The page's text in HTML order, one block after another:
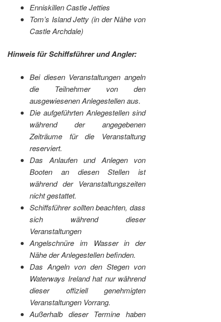
Enniskillen Castle Jetties
Tom’s Island Jetty (in der Nähe von
Castle Archdale)
Hinweis für Schiffsführer und Angler:
Bei diesen Veranstaltungen angeln
die Teilnehmer von den
ausgewiesenen Anlegestellen aus.
Die aufgeführten Anlegestellen sind
während der angegebenen
Zeiträume für die Veranstaltung
reserviert.
Das Anlaufen und Anlegen von
Booten an diesen Stellen ist
während der Veranstaltungszeiten
nicht gestattet.
Schiffsführer sollten beachten, dass
sich während dieser
Veranstaltungen
Angelschnüre im Wasser in der
Nähe der Anlegestellen befinden.
Das Angeln von den Stegen von
Waterways Ireland hat nur während
dieser offiziell genehmigten
Veranstaltungen Vorrang.
Außerhalb dieser Termine haben